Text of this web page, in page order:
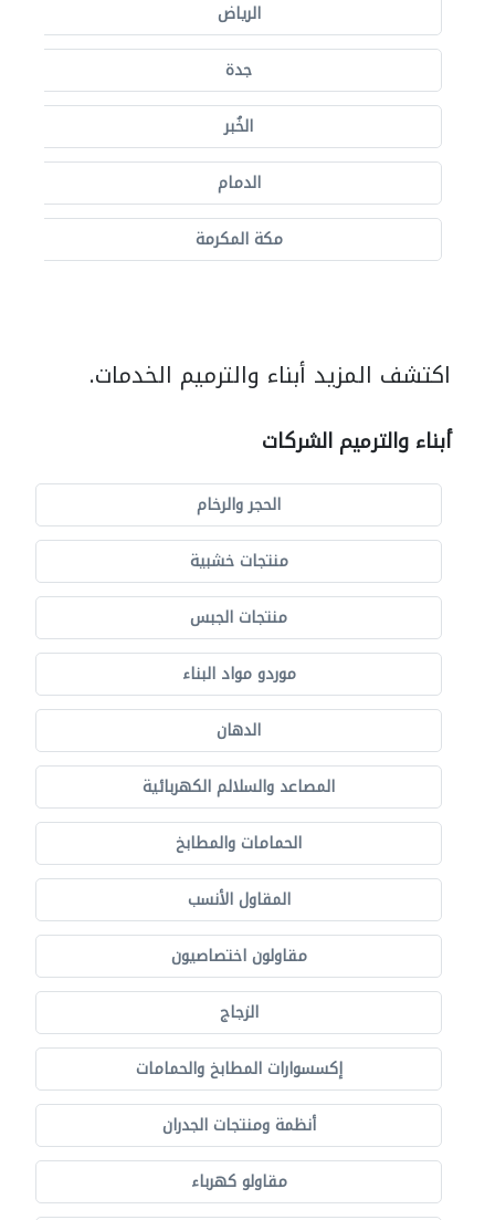
الرياض
جدة
الخُبر
الدمام
مكة المكرمة
اكتشف المزيد أبناء والترميم الخدمات.
أبناء والترميم الشركات
الحجر والرخام
منتجات خشبية
منتجات الجبس
موردو مواد البناء
الدهان
المصاعد والسلالم الكهربائية
الحمامات والمطابخ
المقاول الأنسب
مقاولون اختصاصيون
الزجاج
إكسسوارات المطابخ والحمامات
أنظمة ومنتجات الجدران
مقاولو كهرباء